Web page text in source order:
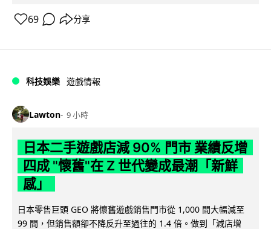
69 分享
科技娛樂 遊戲情報
Lawton 9 小時
日本二手遊戲店減 90% 門市 業績反增
四成 "懷舊"在 Z 世代變成最潮「新鮮
感」
日本零售巨頭 GEO 將懷舊遊戲銷售門市從 1,000 間大幅減至
99 間，但銷售額卻不降反升至過往的 1.4 倍。做到「減店增